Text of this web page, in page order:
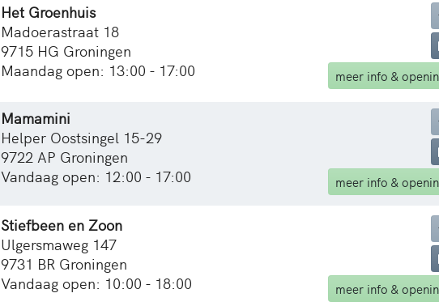
Het Groenhuis
Madoerastraat 18
9715 HG Groningen
Maandag open: 13:00 - 17:00
meer info &
Mamamini
Helper Oostsingel 15-29
9722 AP Groningen
Vandaag open: 12:00 - 17:00
meer info &
Stiefbeen en Zoon
Ulgersmaweg 147
9731 BR Groningen
Vandaag open: 10:00 - 18:00
meer info &